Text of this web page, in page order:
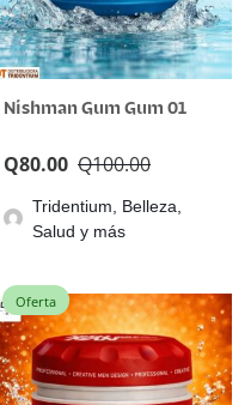
Nishman Gum Gum 01
Q100.00
Q80.00
Tridentium, Belleza,
Salud y más
Oferta